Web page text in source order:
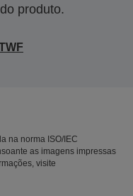
produto.
na norma ISO/IEC
as imagens impressas
visite